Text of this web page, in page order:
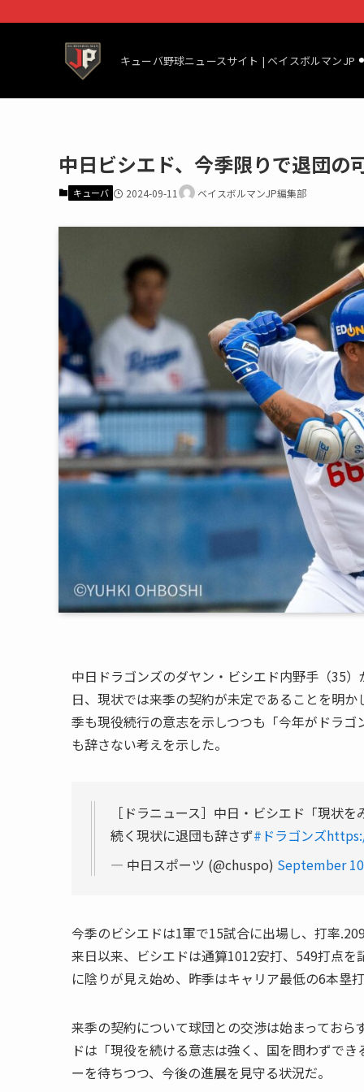
キューバ野球ニュースサイト | ベイスボルマンJP
中日ビシエド、今季限りで退団
キューバ 2024-09-11 ベイスボルマンJP編集部
中日ドラゴンズのダヤン・ビシエド内野手（35
日、現状では来季の契約が未定であることを明
季も現役続行の意志を示しつつも「今年がドラ
も辞さない考えを示した。
［ドラニュース］中日・ビシエド「現状
続く現状に退団も辞さず#ドラゴンズ
— 中日スポーツ (@chuspo) September
今季のビシエドは1軍で15試合に出場し、打率
来日以来、ビシエドは通算1012安打、549打点
に陰りが見え始め、昨季はキャリア最低の6本塁
来季の契約について球団との交渉は始まってお
ドは「現役を続ける意志は強く、国を問わずで
ーを待ちつつ、今後の進展を見守る状況だ。